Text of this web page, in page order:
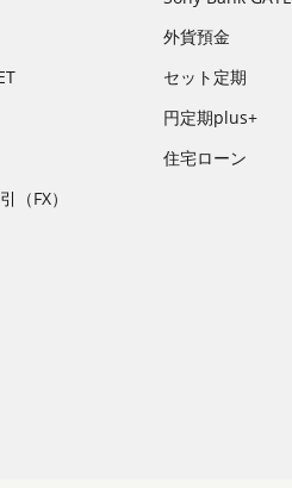
外貨預金
セット定期
円定期plus+
住宅ローン
（FX）